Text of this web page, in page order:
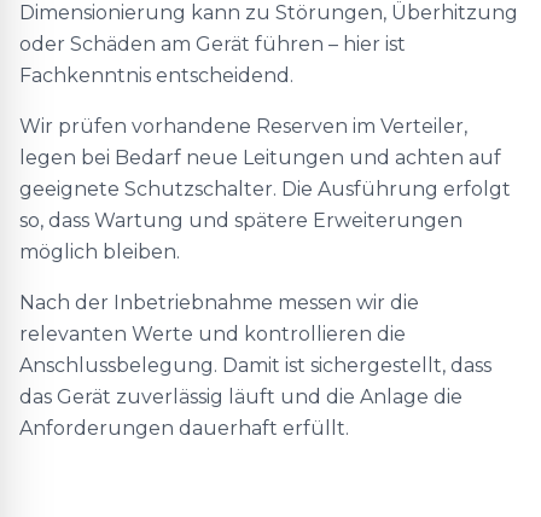
Dimensionierung kann zu Störungen, Überhitzung
oder Schäden am Gerät führen – hier ist
Fachkenntnis entscheidend.
Wir prüfen vorhandene Reserven im Verteiler,
legen bei Bedarf neue Leitungen und achten auf
geeignete Schutzschalter. Die Ausführung erfolgt
so, dass Wartung und spätere Erweiterungen
möglich bleiben.
Nach der Inbetriebnahme messen wir die
relevanten Werte und kontrollieren die
Anschlussbelegung. Damit ist sichergestellt, dass
das Gerät zuverlässig läuft und die Anlage die
Anforderungen dauerhaft erfüllt.